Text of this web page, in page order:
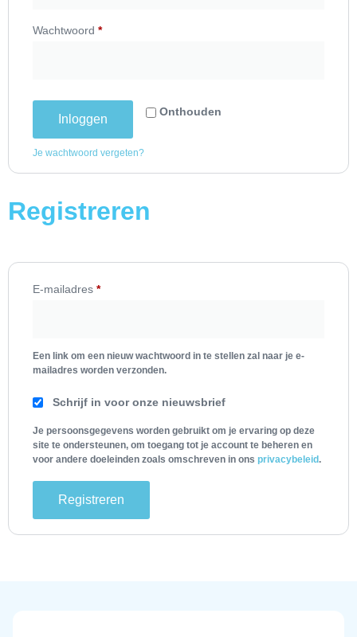
Wachtwoord *
Onthouden
Inloggen
Je wachtwoord vergeten?
Registreren
E-mailadres *
Een link om een nieuw wachtwoord in te stellen zal naar je e-
mailadres worden verzonden.
Schrijf in voor onze nieuwsbrief
Je persoonsgegevens worden gebruikt om je ervaring op deze
site te ondersteunen, om toegang tot je account te beheren en
voor andere doeleinden zoals omschreven in ons privacybeleid.
Registreren